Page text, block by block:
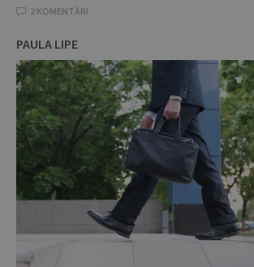
2 KOMENTĀRI
PAULA LIPE